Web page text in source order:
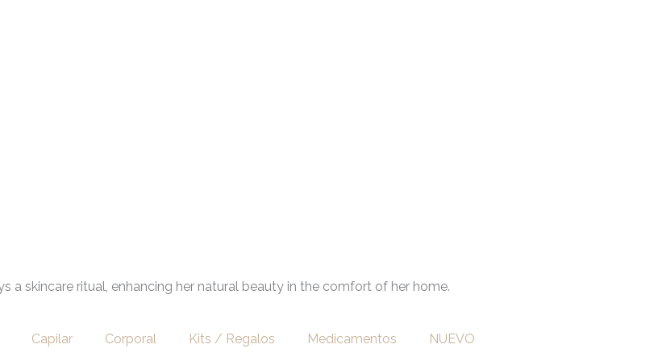
Capilar Corporal Kits / Regalos Medicamentos NUEVO